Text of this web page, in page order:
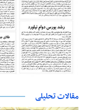
مقالات تحلیلی